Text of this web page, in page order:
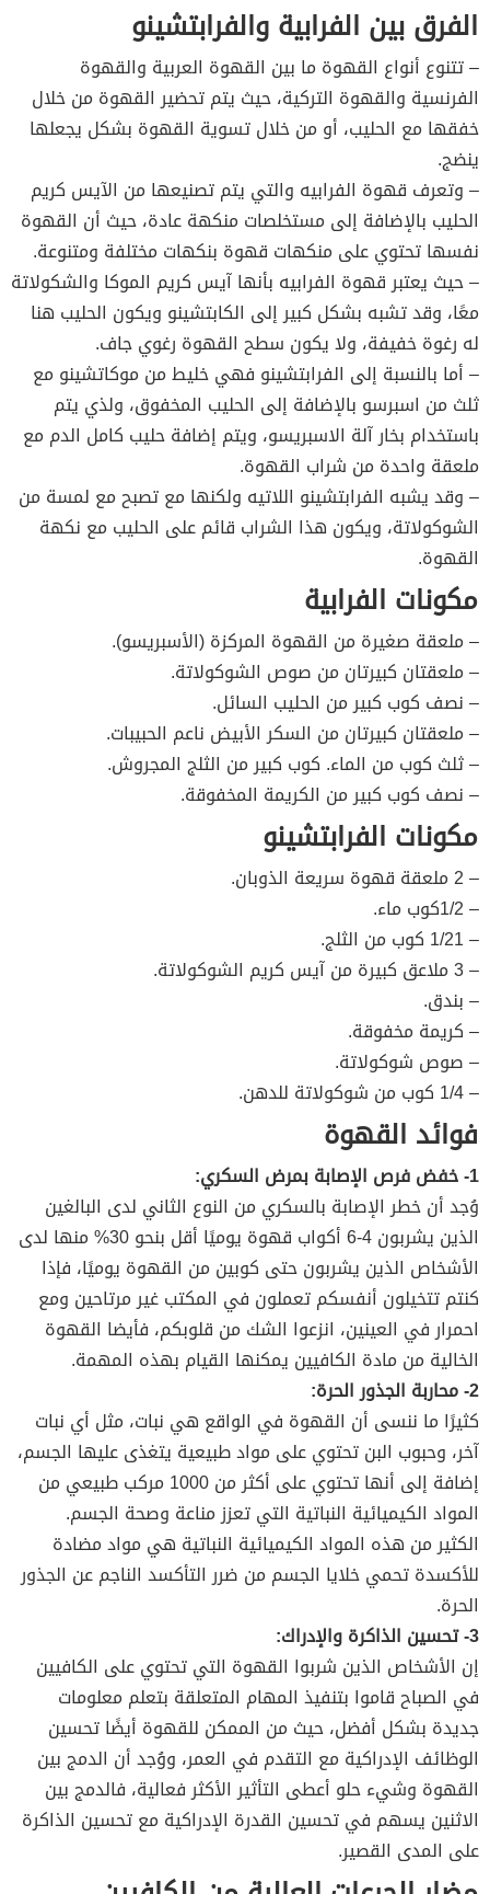
الفرق بين الفرابية والفرابتشينو
– تتنوع أنواع القهوة ما بين القهوة العربية والقهوة
الفرنسية والقهوة التركية، حيث يتم تحضير القهوة من خلال
خفقها مع الحليب، أو من خلال تسوية القهوة بشكل يجعلها
ينضج.
– وتعرف قهوة الفرابيه والتي يتم تصنيعها من الآيس كريم
الحليب بالإضافة إلى مستخلصات منكهة عادة، حيث أن القهوة
نفسها تحتوي على منكهات قهوة بنكهات مختلفة ومتنوعة.
– حيث يعتبر قهوة الفرابيه بأنها آيس كريم الموكا والشكولاتة
معًا، وقد تشبه بشكل كبير إلى الكابتشينو ويكون الحليب هنا
له رغوة خفيفة، ولا يكون سطح القهوة رغوي جاف.
– أما بالنسبة إلى الفرابتشينو فهي خليط من موكاتشينو مع
ثلث من اسبرسو بالإضافة إلى الحليب المخفوق، ولذي يتم
باستخدام بخار آلة الاسبريسو، ويتم إضافة حليب كامل الدم مع
ملعقة واحدة من شراب القهوة.
– وقد يشبه الفرابتشينو اللاتيه ولكنها مع تصبح مع لمسة من
الشوكولاتة، ويكون هذا الشراب قائم على الحليب مع نكهة
القهوة.
مكونات الفرابية
– ملعقة صغيرة من القهوة المركزة (الأسبريسو).
– ملعقتان كبيرتان من صوص الشوكولاتة.
– نصف كوب كبير من الحليب السائل.
– ملعقتان كبيرتان من السكر الأبيض ناعم الحبيبات.
– ثلث كوب من الماء. كوب كبير من الثلج المجروش.
– نصف كوب كبير من الكريمة المخفوقة.
مكونات الفرابتشينو
– 2 ملعقة قهوة سريعة الذوبان.
– 1/2كوب ماء.
– 1/21 كوب من الثلج.
– 3 ملاعق كبيرة من آيس كريم الشوكولاتة.
– بندق.
– كريمة مخفوقة.
– صوص شوكولاتة.
– 1/4 كوب من شوكولاتة للدهن.
فوائد القهوة
1- خفض فرص الإصابة بمرض السكري:
وُجد أن خطر الإصابة بالسكري من النوع الثاني لدى البالغين
الذين يشربون 4-6 أكواب قهوة يوميًا أقل بنحو 30% منها لدى
الأشخاص الذين يشربون حتى كوبين من القهوة يوميًا، فإذا
كنتم تتخيلون أنفسكم تعملون في المكتب غير مرتاحين ومع
احمرار في العينين، انزعوا الشك من قلوبكم، فأيضا القهوة
الخالية من مادة الكافيين يمكنها القيام بهذه المهمة.
2- محاربة الجذور الحرة:
كثيرًا ما ننسى أن القهوة في الواقع هي نبات، مثل أي نبات
آخر، وحبوب البن تحتوي على مواد طبيعية يتغذى عليها الجسم،
إضافة إلى أنها تحتوي على أكثر من 1000 مركب طبيعي من
المواد الكيميائية النباتية التي تعزز مناعة وصحة الجسم.
الكثير من هذه المواد الكيميائية النباتية هي مواد مضادة
للأكسدة تحمي خلايا الجسم من ضرر التأكسد الناجم عن الجذور
الحرة.
3- تحسين الذاكرة والإدراك:
إن الأشخاص الذين شربوا القهوة التي تحتوي على الكافيين
في الصباح قاموا بتنفيذ المهام المتعلقة بتعلم معلومات
جديدة بشكل أفضل، حيث من الممكن للقهوة أيضًا تحسين
الوظائف الإدراكية مع التقدم في العمر، ووُجد أن الدمج بين
القهوة وشيء حلو أعطى التأثير الأكثر فعالية، فالدمج بين
الاثنين يسهم في تحسين القدرة الإدراكية مع تحسين الذاكرة
على المدى القصير.